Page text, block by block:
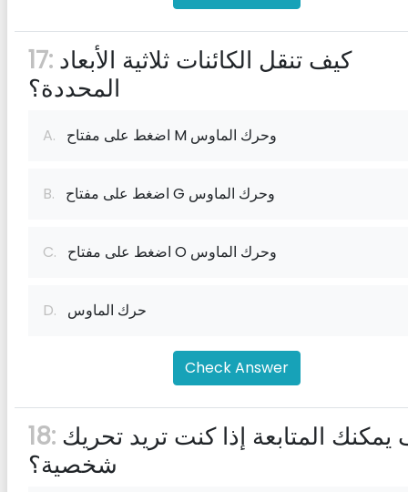
17:
المحددة؟
A. اضغط على مفتاح M وحرك الماوس
B. اضغط على مفتاح G وحرك الماوس
C. اضغط على مفتاح O وحرك الماوس
D. حرك الماوس
Check Answer
18:
شخصية؟